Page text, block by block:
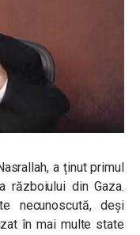
a ținut primul
războiului din Gaza.
necunoscută, deși
în mai multe state